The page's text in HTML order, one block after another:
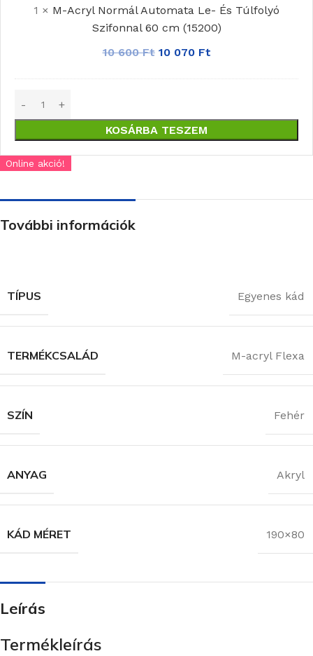
És
Túlfolyó
Szifonnal
cm
1 × M-Acryl Normál Automata Le- És Túlfolyó
Szifonnal 60 cm (15200)
10 600Ft 10 070 Ft
KOSÁRBA TESZEM
Online akció!
További információk
TÍPUS Egyenes kád
TERMÉKCSALÁD M-acryl Flexa
SZÍN Fehér
ANYAG Akryl
KÁD MÉRET 190×80
Leírás
Termékleírás